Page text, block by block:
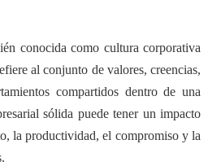
conocida como cultura corporativa
al conjunto de valores, creencias,
compartidos dentro de una
sólida puede tener un impacto
la productividad, el compromiso y la